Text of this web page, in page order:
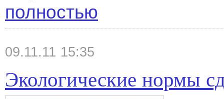
полностью
09.11.11 15:35
Экологические нормы